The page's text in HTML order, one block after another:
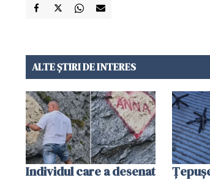
ALTE ȘTIRI DE INTERES
Individul care a desenat